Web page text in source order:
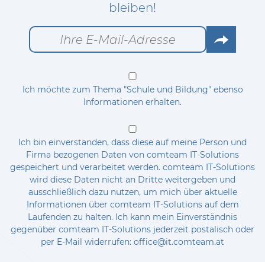
bleiben!
Ich möchte zum Thema "Schule und Bildung" ebenso
Informationen erhalten.
Ich bin einverstanden, dass diese auf meine Person und
Firma bezogenen Daten von comteam IT-Solutions
gespeichert und verarbeitet werden. comteam IT-Solutions
wird diese Daten nicht an Dritte weitergeben und
ausschließlich dazu nutzen, um mich über aktuelle
Informationen über comteam IT-Solutions auf dem
Laufenden zu halten. Ich kann mein Einverständnis
gegenüber comteam IT-Solutions jederzeit postalisch oder
per E-Mail widerrufen: office@it.comteam.at
Go